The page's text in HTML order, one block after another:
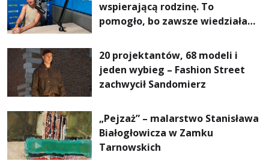
wspierającą rodzinę. To
pomogło, bo zawsze wiedziałam,
najważniejsza
20 projektantów, 68 modeli i
jeden wybieg – Fashion Street
zachwycił Sandomierz
„Pejzaż” – malarstwo Stanisława
Białogłowicza w Zamku
Tarnowskich